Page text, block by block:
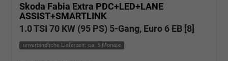
Skoda Fabia Extra PDC+LED+LANE
ASSIST+SMARTLINK
1.0 TSI 70 KW (95 PS) 5-Gang, Euro 6 EB [8]
unverbindliche Lieferzeit: ca. 5 Monate